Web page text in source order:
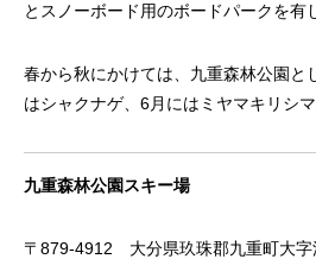
とスノーボード用のボードパークを有
春から秋にかけては、九重森林公園と
はシャクナゲ、6月にはミヤマキリシ
九重森林公園スキー場
〒879-4912 大分県玖珠郡九重町大字